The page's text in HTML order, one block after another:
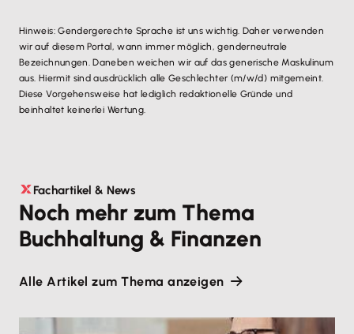
Hinweis: Gendergerechte Sprache ist uns wichtig. Daher verwenden
wir auf diesem Portal, wann immer möglich, genderneutrale
Bezeichnungen. Daneben weichen wir auf das generische Maskulinum
aus. Hiermit sind ausdrücklich alle Geschlechter (m/w/d) mitgemeint.
Diese Vorgehensweise hat lediglich redaktionelle Gründe und
beinhaltet keinerlei Wertung.
Fachartikel & News
Noch mehr zum Thema
Buchhaltung & Finanzen
Alle Artikel zum Thema anzeigen